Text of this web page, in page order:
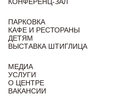
КОНФЕРЕНЦ-ЗАЛ
ПАРКОВКА
КАФЕ И РЕСТОРАНЫ
ДЕТЯМ
ВЫСТАВКА ШТИГЛИЦА
МЕДИА
УСЛУГИ
О ЦЕНТРЕ
ВАКАНСИИ